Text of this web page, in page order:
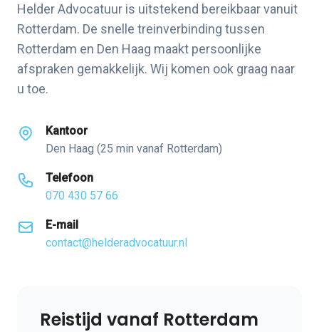
Helder Advocatuur is uitstekend bereikbaar vanuit
Rotterdam. De snelle treinverbinding tussen
Rotterdam en Den Haag maakt persoonlijke
afspraken gemakkelijk. Wij komen ook graag naar
u toe.
Kantoor
Den Haag (25 min vanaf Rotterdam)
Telefoon
070 430 57 66
E-mail
contact@helderadvocatuur.nl
Reistijd vanaf Rotterdam